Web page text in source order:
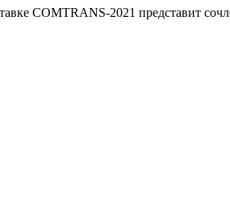
COMTRANS-2021 представит